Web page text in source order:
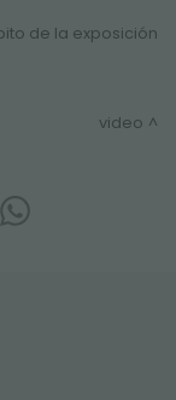
de la exposición
video